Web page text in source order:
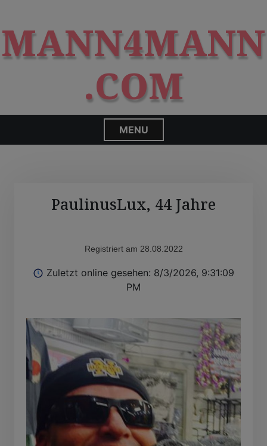
i
p
o
c
n
t
MANN4MANN
.COM
MENU
PaulinusLux, 44 Jahre
Registriert am 28.08.2022
Zuletzt online gesehen: 8/3/2026, 9:31:09
PM